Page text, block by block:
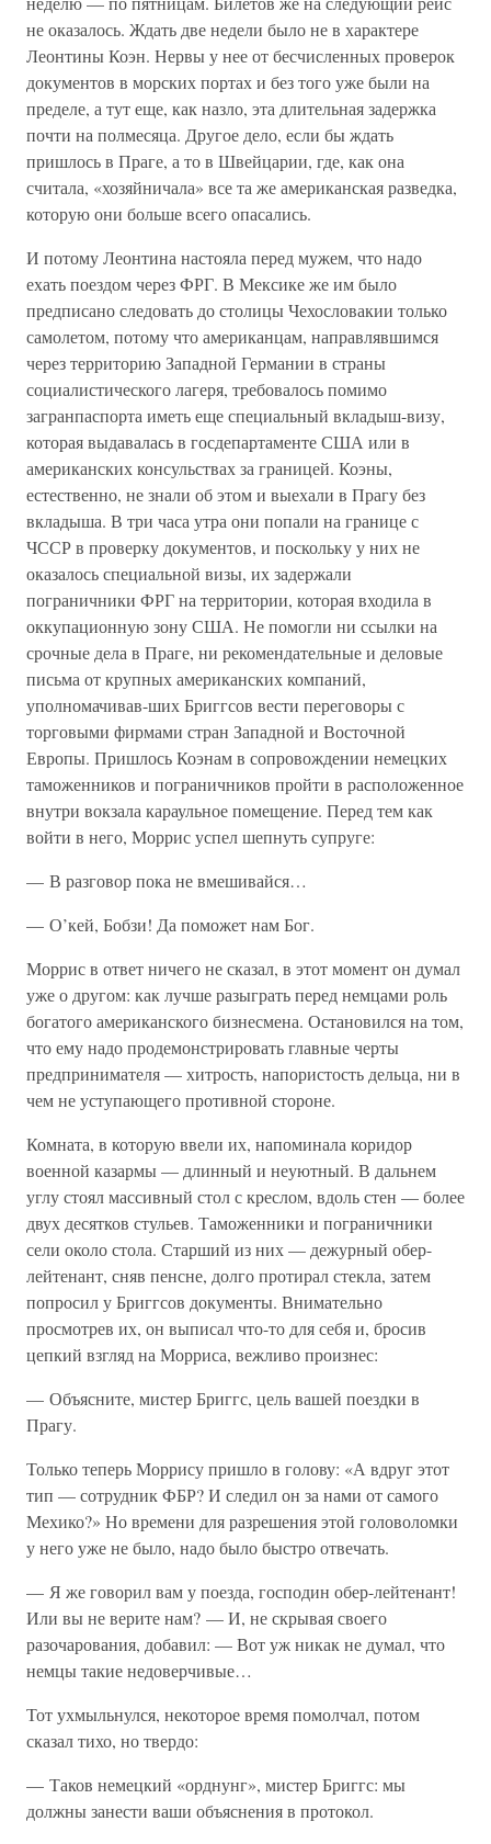
не оказалось. Ждать две недели было не в характере
Леонтины Коэн. Нервы у нее от бесчисленных проверок
документов в морских портах и без того уже были на
пределе, а тут еще, как назло, эта длительная задержка
почти на полмесяца. Другое дело, если бы ждать
пришлось в Праге, а то в Швейцарии, где, как она
считала, «хозяйничала» все та же американская разведка,
которую они больше всего опасались.
И потому Леонтина настояла перед мужем, что надо
ехать поездом через ФРГ. В Мексике же им было
предписано следовать до столицы Чехословакии только
самолетом, потому что американцам, направлявшимся
через территорию Западной Германии в страны
социалистического лагеря, требовалось помимо
загранпаспорта иметь еще специальный вкладыш-визу,
которая выдавалась в госдепартаменте США или в
американских консульствах за границей. Коэны,
естественно, не знали об этом и выехали в Прагу без
вкладыша. В три часа утра они попали на границе с
ЧССР в проверку документов, и поскольку у них не
оказалось специальной визы, их задержали
пограничники ФРГ на территории, которая входила в
оккупационную зону США. Не помогли ни ссылки на
срочные дела в Праге, ни рекомендательные и деловые
письма от крупных американских компаний,
уполномачивав-ших Бриггсов вести переговоры с
торговыми фирмами стран Западной и Восточной
Европы. Пришлось Коэнам в сопровождении немецких
таможенников и пограничников пройти в расположенное
внутри вокзала караульное помещение. Перед тем как
войти в него, Моррис успел шепнуть супруге:
— В разговор пока не вмешивайся…
— О’кей, Бобзи! Да поможет нам Бог.
Моррис в ответ ничего не сказал, в этот момент он думал
уже о другом: как лучше разыграть перед немцами роль
богатого американского бизнесмена. Остановился на том,
что ему надо продемонстрировать главные черты
предпринимателя — хитрость, напористость дельца, ни в
чем не уступающего противной стороне.
Комната, в которую ввели их, напоминала коридор
военной казармы — длинный и неуютный. В дальнем
углу стоял массивный стол с креслом, вдоль стен — более
двух десятков стульев. Таможенники и пограничники
сели около стола. Старший из них — дежурный обер-
лейтенант, сняв пенсне, долго протирал стекла, затем
попросил у Бриггсов документы. Внимательно
просмотрев их, он выписал что-то для себя и, бросив
цепкий взгляд на Морриса, вежливо произнес:
— Объясните, мистер Бриггс, цель вашей поездки в
Прагу.
Только теперь Моррису пришло в голову: «А вдруг этот
тип — сотрудник ФБР? И следил он за нами от самого
Мехико?» Но времени для разрешения этой головоломки
у него уже не было, надо было быстро отвечать.
— Я же говорил вам у поезда, господин обер-лейтенант!
Или вы не верите нам? — И, не скрывая своего
разочарования, добавил: — Вот уж никак не думал, что
немцы такие недоверчивые…
Тот ухмыльнулся, некоторое время помолчал, потом
сказал тихо, но твердо:
— Таков немецкий «орднунг», мистер Бриггс: мы
должны занести ваши объяснения в протокол.